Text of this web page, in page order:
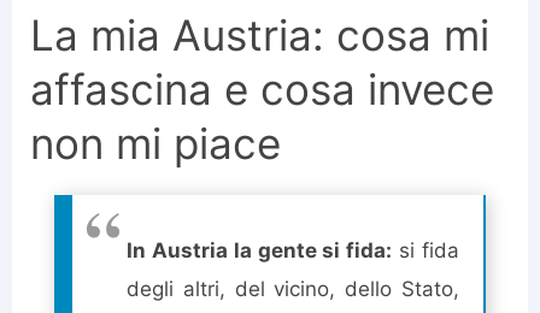
La mia Austria: cosa mi
affascina e cosa invece
non mi piace
In Austria la gente si fida: si fida
degli altri, del vicino, dello Stato,